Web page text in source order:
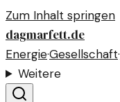
Zum Inhalt springen
dagmarfett.de
Energie·Gesellschaft·
Weitere